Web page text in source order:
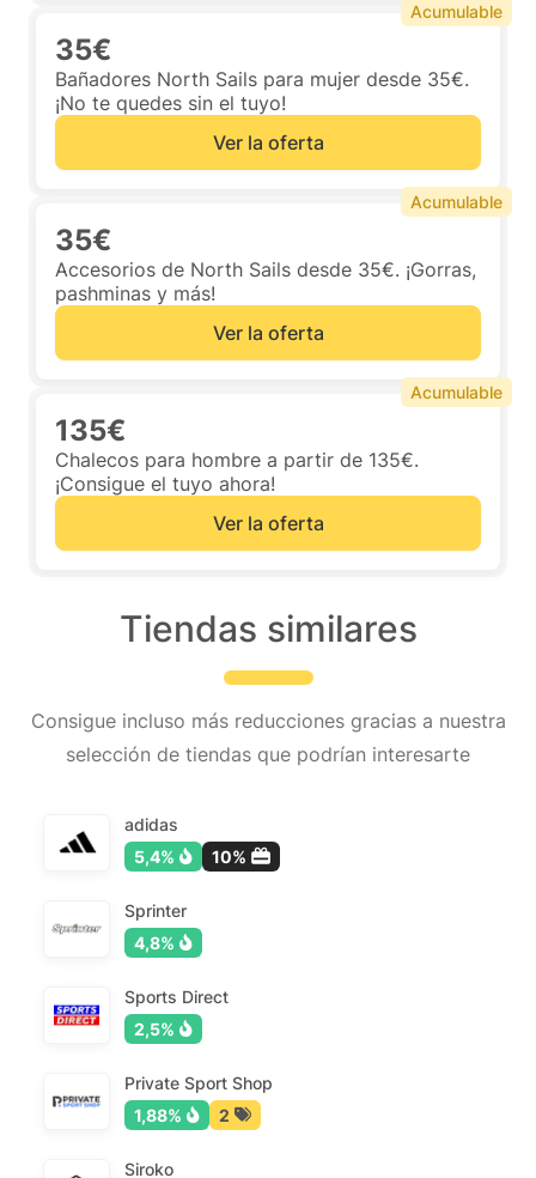
35€
Bañadores North Sails para mujer desde 35€.
¡No te quedes sin el tuyo!
Ver la oferta
Acumulable
35€
Accesorios de North Sails desde 35€. ¡Gorras,
pashminas y más!
Ver la oferta
Acumulable
135€
Chalecos para hombre a partir de 135€.
¡Consigue el tuyo ahora!
Ver la oferta
Acumulable
Tiendas similares
Consigue incluso más reducciones gracias a nuestra
selección de tiendas que podrían interesarte
adidas
5,4%
10%
Sprinter
4,8%
Sports Direct
2,5%
Private Sport Shop
1,88%
2
Siroko